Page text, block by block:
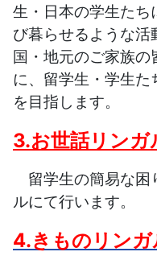
生・日本の学生たち
び暮らせるような
国・地元のご家族
に、留学生・学生た
を目指します。
3.お世話リンガ
留学生の簡易な困
ルにて行います。
4.きものリンガ